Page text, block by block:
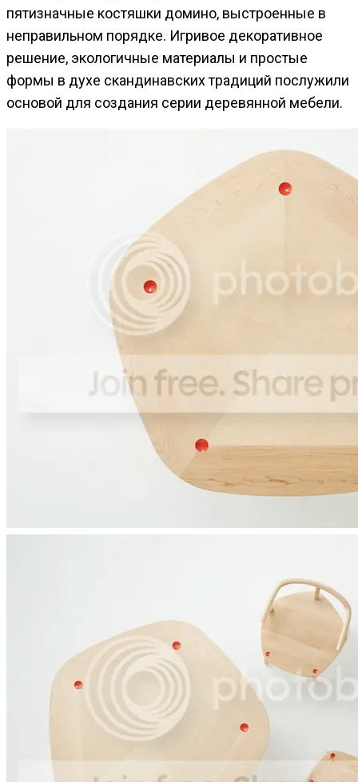
пятизначные костяшки домино, выстроенные в
неправильном порядке. Игривое декоративное
решение, экологичные материалы и простые
формы в духе скандинавских традиций послужили
основой для создания серии деревянной мебели.